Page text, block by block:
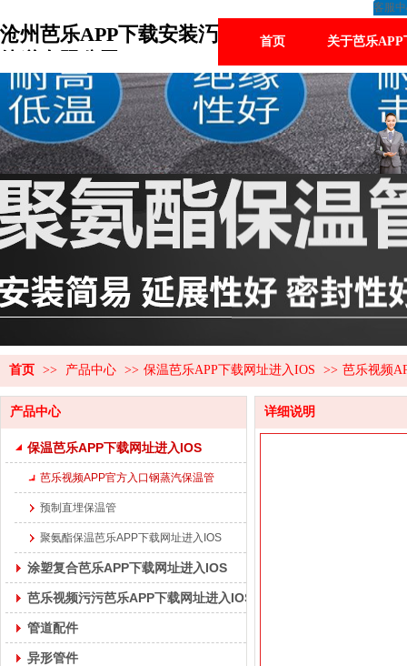
沧州芭乐APP下载安装汅
首页 关于芭乐
首页 >> 产品中心 >> 保温芭乐APP下载网址进入IOS >> 芭乐视频
产品中心
保温芭乐APP下载网址进入IOS
芭乐视频APP官方入口钢蒸汽保温管
预制直埋保温管
聚氨酯保温芭乐APP下载网址进入IOS
涂塑复合芭乐APP下载网址进入IOS
芭乐视频污污芭乐APP下载网址进入IOS
管道配件
异形管件
详细说明
客服